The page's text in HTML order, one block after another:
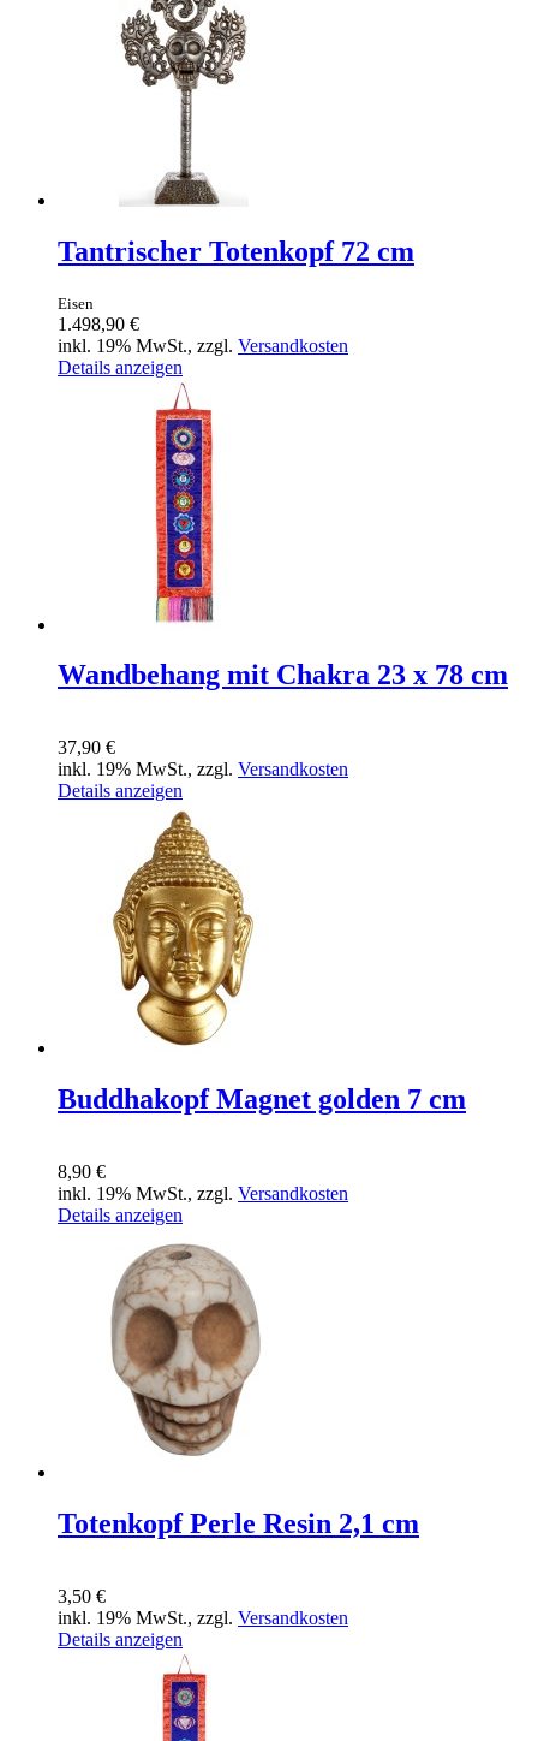
Tantrischer Totenkopf 72 cm
Eisen
1.498,90 €
inkl. 19% MwSt., zzgl. Versandkosten
Details anzeigen
Wandbehang mit Chakra 23 x 78 cm
37,90 €
inkl. 19% MwSt., zzgl. Versandkosten
Details anzeigen
Buddhakopf Magnet golden 7 cm
8,90 €
inkl. 19% MwSt., zzgl. Versandkosten
Details anzeigen
Totenkopf Perle Resin 2,1 cm
3,50 €
inkl. 19% MwSt., zzgl. Versandkosten
Details anzeigen